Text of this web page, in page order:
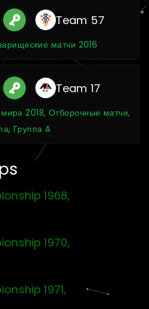
Team 57
матчи 2016
Team 17
2018, Отборочные матчи,
Группа A
1968,
1970,
1971,